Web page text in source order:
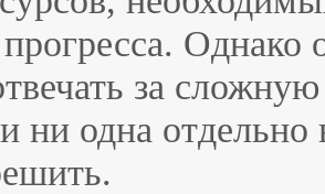
Однако
за
ни одна отдельно